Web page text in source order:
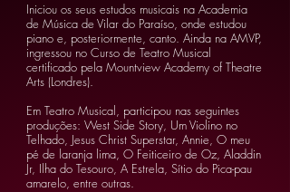
Iniciou os seus estudos musicais na Academia
de Música de Vilar do Paraíso, onde estudou
piano e, posteriormente, canto. Ainda na AMVP,
ingressou no Curso de Teatro Musical
certificado pela Mountview Academy of Theatre
Arts (Londres).
Em Teatro Musical, participou nas seguintes
produções: West Side Story, Um Violino no
Telhado, Jesus Christ Superstar, Annie, O meu
pé de laranja lima, O Feiticeiro de Oz, Aladdin
Jr, Ilha do Tesouro, A Estrela, Sítio do Pica-pau
amarelo, entre outras.